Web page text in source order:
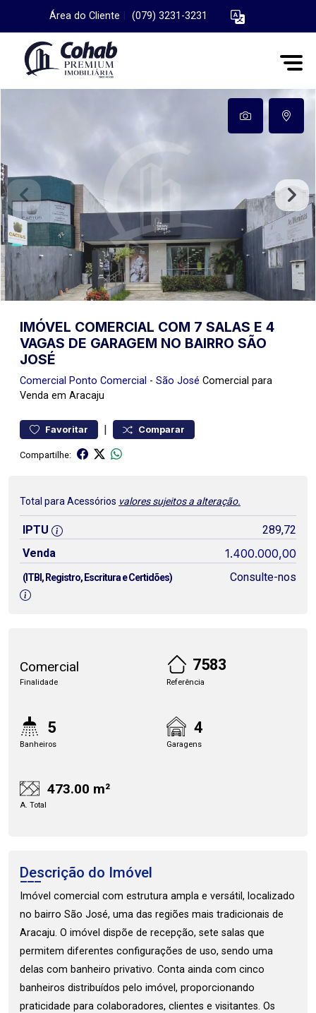
Área do Cliente (079) 3231-3231
IMÓVEL COMERCIAL COM 7 SALAS E 4
VAGAS DE GARAGEM NO BAIRRO SÃO
JOSÉ
Comercial Ponto Comercial - São José Comercial para
Venda em Aracaju
Favoritar | Comparar
Compartilhe:
Total para Acessórios valores sujeitos a alteração.
IPTU
289,72
Venda
1.400.000,00
(ITBI, Registro, Escritura e Certidões) Consulte-nos
Comercial
Finalidade
7583
Referência
5
Banheiros
4
Garagens
473.00 m²
A. Total
Descrição do Imóvel
Imóvel comercial com estrutura ampla e versátil, localizado
no bairro São José, uma das regiões mais tradicionais de
Aracaju. O imóvel dispõe de recepção, sete salas que
permitem diferentes configurações de uso, sendo uma
delas com banheiro privativo. Conta ainda com cinco
banheiros distribuídos pelo imóvel, proporcionando
praticidade para colaboradores, clientes e visitantes. Os